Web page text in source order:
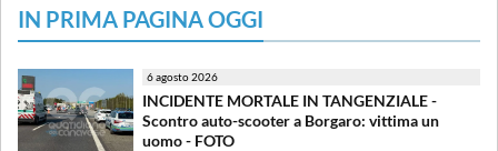
IN PRIMA PAGINA OGGI
6 agosto 2026
INCIDENTE MORTALE IN TANGENZIALE -
Scontro auto-scooter a Borgaro: vittima un
uomo - FOTO